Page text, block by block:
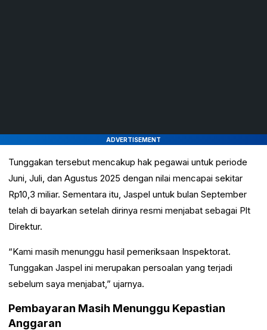
ADVERTISEMENT
Tunggakan tersebut mencakup hak pegawai untuk periode
Juni, Juli, dan Agustus 2025 dengan nilai mencapai sekitar
Rp10,3 miliar. Sementara itu, Jaspel untuk bulan September
telah di bayarkan setelah dirinya resmi menjabat sebagai Plt
Direktur.
“Kami masih menunggu hasil pemeriksaan Inspektorat.
Tunggakan Jaspel ini merupakan persoalan yang terjadi
sebelum saya menjabat,” ujarnya.
Pembayaran Masih Menunggu Kepastian
Anggaran